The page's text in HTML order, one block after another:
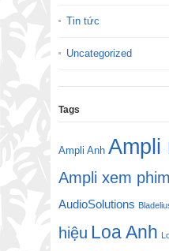
Tin tức
Uncategorized
Tags
Ampli Anh Ampli
Ampli xem phim
AudioSolutions
hiệu Loa Anh